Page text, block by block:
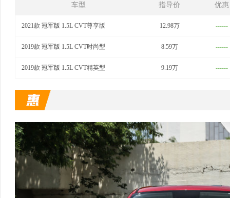
车型 指导价 优惠
2021款 冠军版 1.5L CVT尊享版 12.98万 ------
2019款 冠军版 1.5L CVT时尚型 8.59万 ------
2019款 冠军版 1.5L CVT精英型 9.19万 ------